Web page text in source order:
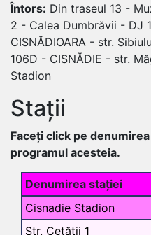
Întors: Din traseul 13 -
2 - Calea Dumbrăvii - DJ
CISNĂDIOARA - str.
106D - CISNĂDIE - str.
Stadion
Stații
Faceți click pe
programul acesteia.
Denumirea stației
Cisnadie Stadion
Str. Cetății 1